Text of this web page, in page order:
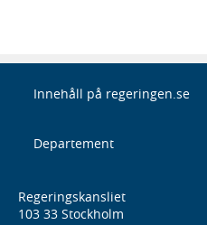
Innehåll på regeringen.se
Departement
Regeringskansliet
103 33 Stockholm